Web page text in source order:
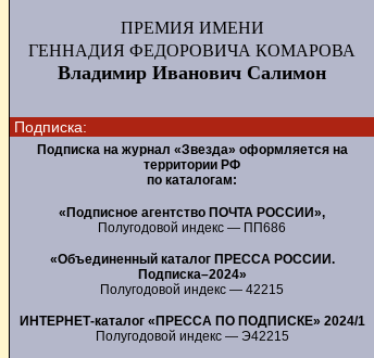
ПРЕМИЯ ИМЕНИ
ГЕННАДИЯ ФЕДОРОВИЧА КОМАРОВА
Владимир Иванович Салимон
Подписка:
Подписка на журнал «Звезда» оформляется на
территории РФ
по каталогам:
«Подписное агентство ПОЧТА РОССИИ»,
Полугодовой индекс — ПП686
«Объединенный каталог ПРЕССА РОССИИ.
Подписка–2024»
Полугодовой индекс — 42215
ИНТЕРНЕТ-каталог «ПРЕССА ПО ПОДПИСКЕ» 2024/1
Полугодовой индекс — Э42215